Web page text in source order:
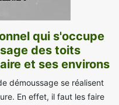
qui s'occupe
des toits
et ses environs
démoussage se réalisent
En effet, il faut les faire